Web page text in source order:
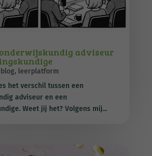
adviseur
blog, leerplatform
het verschil tussen een
adviseur en een
Weet jij het? Volgens mij...